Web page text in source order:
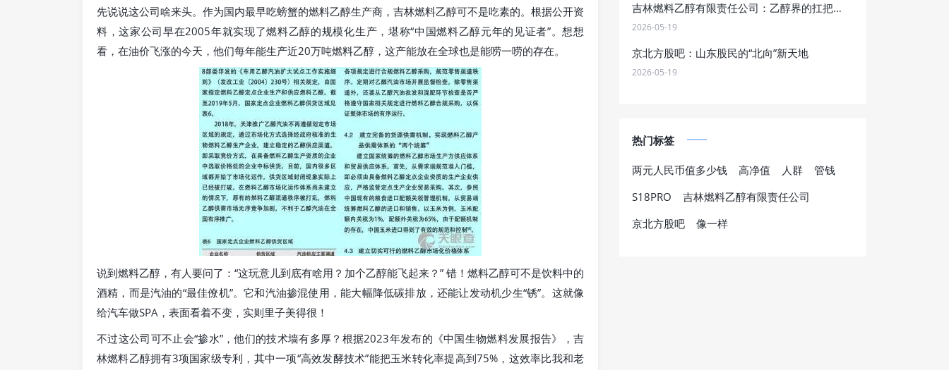
先说说这公司啥来头。作为国内最早吃螃蟹的燃料乙醇生产商，吉林燃料乙醇可不是吃素的。根据公开资
料，这家公司早在2005年就实现了燃料乙醇的规模化生产，堪称“中国燃料乙醇元年的见证者”。想想
看，在油价飞涨的今天，他们每年能生产近20万吨燃料乙醇，这产能放在全球也是能唠一唠的存在。
说到燃料乙醇，有人要问了：“这玩意儿到底有啥用？加个乙醇能飞起来？” 错！燃料乙醇可不是饮料中的
酒精，而是汽油的“最佳僚机”。它和汽油掺混使用，能大幅降低碳排放，还能让发动机少生“锈”。这就像
给汽车做SPA，表面看着不变，实则里子美得很！
不过这公司可不止会“掺水”，他们的技术墙有多厚？根据2023年发布的《中国生物燃料发展报告》，吉
林燃料乙醇拥有3项国家级专利，其中一项“高效发酵技术”能把玉米转化率提高到75%，这效率比我和老
吉林燃料乙醇有限责任公司：乙醇界的扛把子，燃料界的段子手
2026-05-19
京北方股吧：山东股民的“北向”新天地
2026-05-19
热门标签
两元人民币值多少钱 高净值 人群
管钱
S18PRO
吉林燃料乙醇有限责任公司
京北方股吧
像一样